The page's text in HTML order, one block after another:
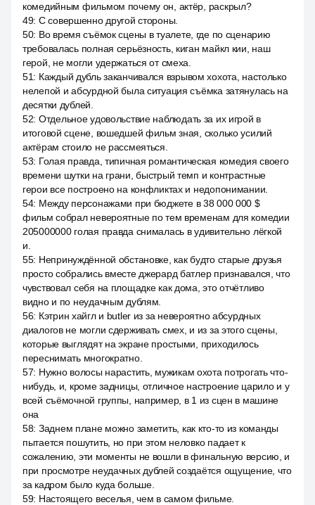
комедийным фильмом почему он, актёр, раскрыл?
49: С совершенно другой стороны.
50: Во время съёмок сцены в туалете, где по сценарию
требовалась полная серьёзность, киган майкл кии, наш
герой, не могли удержаться от смеха.
51: Каждый дубль заканчивался взрывом хохота, настолько
нелепой и абсурдной была ситуация съёмка затянулась на
десятки дублей.
52: Отдельное удовольствие наблюдать за их игрой в
итоговой сцене, вошедшей фильм зная, сколько усилий
актёрам стоило не рассмеяться.
53: Голая правда, типичная романтическая комедия своего
времени шутки на грани, быстрый темп и контрастные
герои все построено на конфликтах и недопонимании.
54: Между персонажами при бюджете в 38 000 000 $
фильм собрал невероятные по тем временам для комедии
205000000 голая правда снималась в удивительно лёгкой
и.
55: Непринуждённой обстановке, как будто старые друзья
просто собрались вместе джерард батлер признавался, что
чувствовал себя на площадке как дома, это отчётливо
видно и по неудачным дублям.
56: Кэтрин хайгл и butler из за невероятно абсурдных
диалогов не могли сдерживать смех, и из за этого сцены,
которые выглядят на экране простыми, приходилось
переснимать многократно.
57: Нужно волосы нарастить, мужикам охота потрогать что-
нибудь, и, кроме задницы, отличное настроение царило и у
всей съёмочной группы, например, в 1 из сцен в машине
она
58: Заднем плане можно заметить, как кто-то из команды
пытается пошутить, но при этом неловко падает к
сожалению, эти моменты не вошли в финальную версию, и
при просмотре неудачных дублей создаётся ощущение, что
за кадром было куда больше.
59: Настоящего веселья, чем в самом фильме.